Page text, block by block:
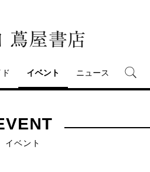
イベント ニュース
イベント